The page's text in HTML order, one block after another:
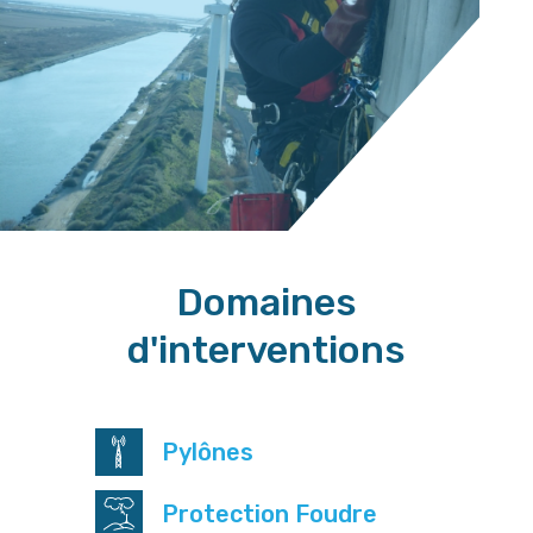
Domaines
d'interventions
Pylônes
Protection Foudre